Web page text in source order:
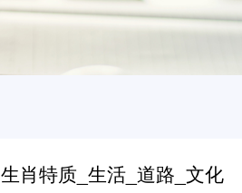
肖特质_生活_道路_文化